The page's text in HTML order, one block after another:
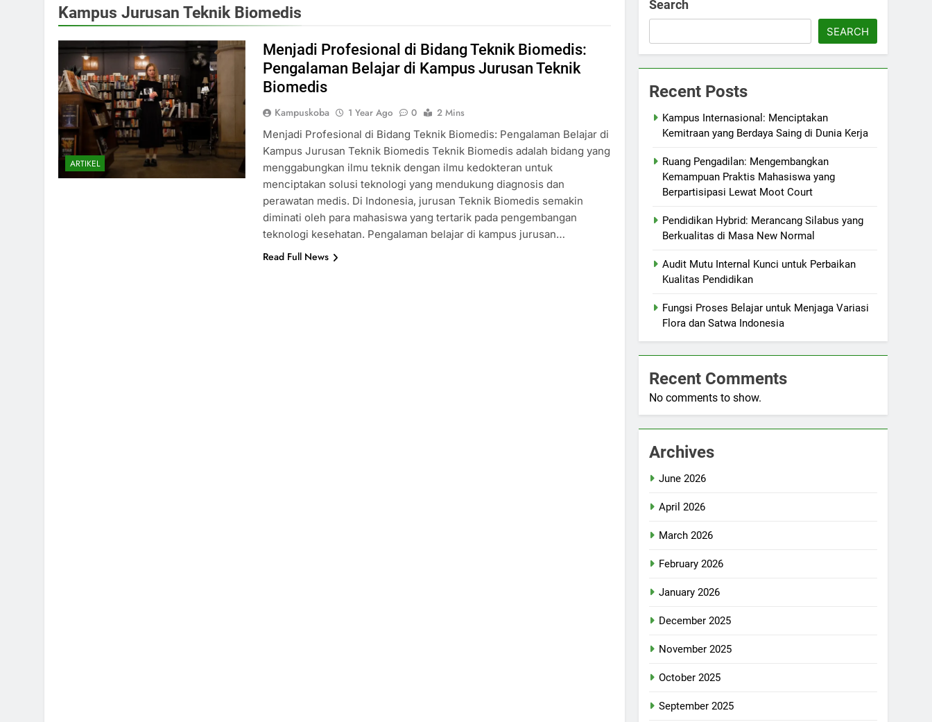
Kampus Jurusan Teknik Biomedis
ARTIKEL
Menjadi Profesional di Bidang Teknik Biomedis:
Pengalaman Belajar di Kampus Jurusan Teknik
Biomedis
Kampuskoba 1 Year Ago 0
2 Mins
Menjadi Profesional di Bidang Teknik Biomedis: Pengalaman Belajar di
Kampus Jurusan Teknik Biomedis Teknik Biomedis adalah bidang yang
menggabungkan ilmu teknik dengan ilmu kedokteran untuk
menciptakan solusi teknologi yang mendukung diagnosis dan
perawatan medis. Di Indonesia, jurusan Teknik Biomedis semakin
diminati oleh para mahasiswa yang tertarik pada pengembangan
teknologi kesehatan. Pengalaman belajar di kampus jurusan…
Read Full News
Search
SEARCH
Recent Posts
Kampus Internasional: Menciptakan
Kemitraan yang Berdaya Saing di Dunia Kerja
Ruang Pengadilan: Mengembangkan
Kemampuan Praktis Mahasiswa yang
Berpartisipasi Lewat Moot Court
Pendidikan Hybrid: Merancang Silabus yang
Berkualitas di Masa New Normal
Audit Mutu Internal Kunci untuk Perbaikan
Kualitas Pendidikan
Fungsi Proses Belajar untuk Menjaga Variasi
Flora dan Satwa Indonesia
Recent Comments
No comments to show.
Archives
June 2026
April 2026
March 2026
February 2026
January 2026
December 2025
November 2025
October 2025
September 2025